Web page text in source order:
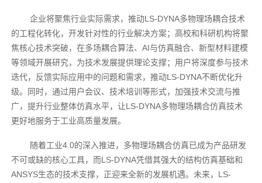
企业将聚焦行业实际需求，推动LS-DYNA多物理场耦合技术
的工程化转化，开发针对性的行业解决方案；高校和科研机构将聚
焦核心技术突破，在多场耦合算法、AI与仿真融合、新型材料建模
等领域开展研究，为技术发展提供理论支撑；用户将深度参与技术
迭代，反馈实际应用中的问题和需求，推动LS-DYNA不断优化升
级。同时，通过用户会议、技术培训等形式，加强技术交流与推
广，提升行业整体仿真水平，让LS-DYNA多物理场耦合仿真技术
更好地服务于工业高质量发展。
随着工业4.0的深入推进，多物理场耦合仿真已成为产品研发
不可或缺的核心工具，而LS-DYNA凭借其强大的结构仿真基础和
ANSYS生态的技术支撑，正迎来全新的发展机遇。未来，LS-